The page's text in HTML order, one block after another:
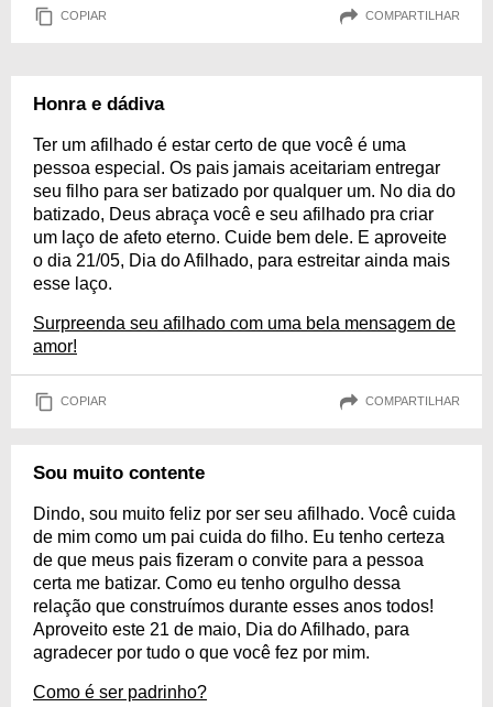
COPIAR COMPARTILHAR
Honra e dádiva
Ter um afilhado é estar certo de que você é uma
pessoa especial. Os pais jamais aceitariam entregar
seu filho para ser batizado por qualquer um. No dia do
batizado, Deus abraça você e seu afilhado pra criar
um laço de afeto eterno. Cuide bem dele. E aproveite
o dia 21/05, Dia do Afilhado, para estreitar ainda mais
esse laço.
Surpreenda seu afilhado com uma bela mensagem de
amor!
COPIAR COMPARTILHAR
Sou muito contente
Dindo, sou muito feliz por ser seu afilhado. Você cuida
de mim como um pai cuida do filho. Eu tenho certeza
de que meus pais fizeram o convite para a pessoa
certa me batizar. Como eu tenho orgulho dessa
relação que construímos durante esses anos todos!
Aproveito este 21 de maio, Dia do Afilhado, para
agradecer por tudo o que você fez por mim.
Como é ser padrinho?